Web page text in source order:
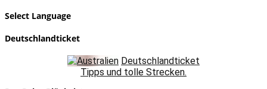
Select Language
Deutschlandticket
Deutschlandticket
Tipps und tolle Strecken.